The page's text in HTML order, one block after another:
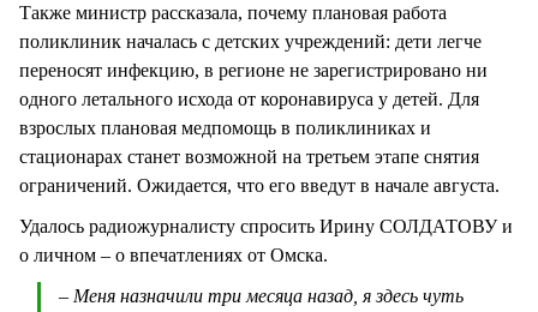
Также министр рассказала, почему плановая работа
поликлиник началась с детских учреждений: дети легче
переносят инфекцию, в регионе не зарегистрировано ни
одного летального исхода от коронавируса у детей. Для
взрослых плановая медпомощь в поликлиниках и
стационарах станет возможной на третьем этапе снятия
ограничений. Ожидается, что его введут в начале августа.
Удалось радиожурналисту спросить Ирину СОЛДАТОВУ и
о личном – о впечатлениях от Омска.
– Меня назначили три месяца назад, я здесь чуть